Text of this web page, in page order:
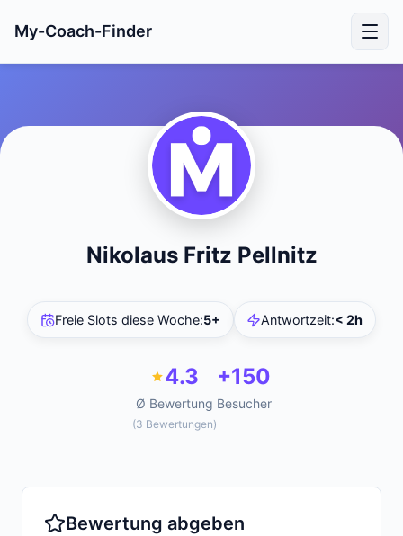
My-Coach-Finder
Nikolaus Fritz Pellnitz
Freie Slots diese Woche:5+ Antwortzeit:< 2h
4.3
Ø Bewertung
(3 Bewertungen)
+150
Besucher
Bewertung abgeben